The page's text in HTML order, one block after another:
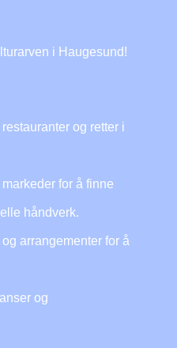
i Haugesund!
og retter i
for å finne
håndverk.
arrangementer for å
og